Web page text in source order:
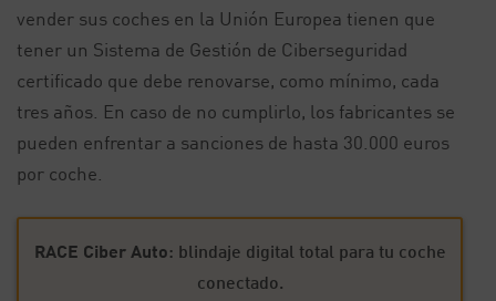
vender sus coches en la Unión Europea tienen que
tener un Sistema de Gestión de Ciberseguridad
certificado que debe renovarse, como mínimo, cada
tres años. En caso de no cumplirlo, los fabricantes se
pueden enfrentar a sanciones de hasta 30.000 euros
por coche.
RACE Ciber Auto: blindaje digital total para tu coche
conectado.